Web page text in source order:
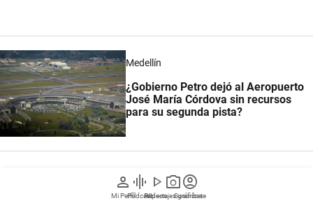
person
Mi Perfil
graphic_eq
Pódcast
play_arrow
Videos
photo_camera
Reportajes gráficos
account_circle
Suscríbete
Medellín
¿Gobierno Petro dejó al Aeropuerto
José María Córdova sin recursos
para su segunda pista?
Las organizaciones gremiales de Antioquia, que
integran el Consejo Motor de la Región